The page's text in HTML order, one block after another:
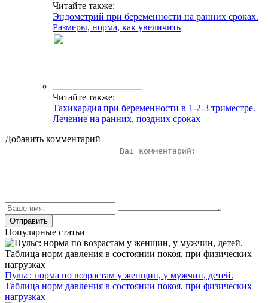
Читайте также:
Эндометрий при беременности на ранних сроках.
Размеры, норма, как увеличить
Читайте также:
Тахикардия при беременности в 1-2-3 триместре.
Лечение на ранних, поздних сроках
Добавить комментарий
Популярные статьи
Пульс: норма по возрастам у женщин, у мужчин, детей.
Таблица норм давления в состоянии покоя, при физических
нагрузках